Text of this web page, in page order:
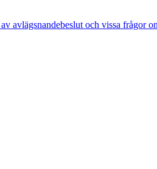
avlägsnandebeslut och vissa frågor